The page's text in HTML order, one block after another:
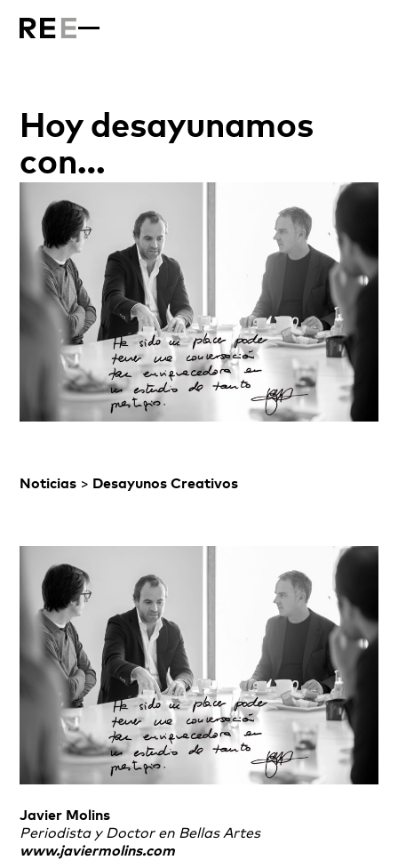
Hoy desayunamos
con…
Noticias > Desayunos Creativos
Javier Molins
Periodista y Doctor en Bellas Artes
www.javiermolins.com